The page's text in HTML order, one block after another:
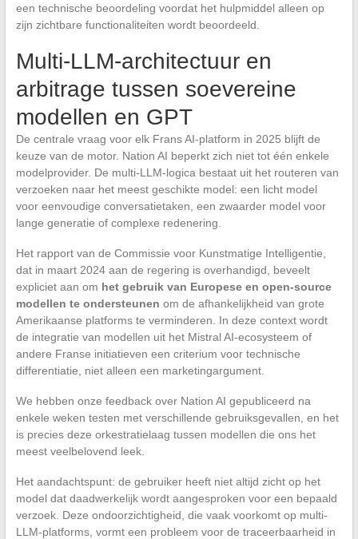
een technische beoordeling voordat het hulpmiddel alleen op
zijn zichtbare functionaliteiten wordt beoordeeld.
Multi-LLM-architectuur en
arbitrage tussen soevereine
modellen en GPT
De centrale vraag voor elk Frans AI-platform in 2025 blijft de
keuze van de motor. Nation AI beperkt zich niet tot één enkele
modelprovider. De multi-LLM-logica bestaat uit het routeren van
verzoeken naar het meest geschikte model: een licht model
voor eenvoudige conversatietaken, een zwaarder model voor
lange generatie of complexe redenering.
Het rapport van de Commissie voor Kunstmatige Intelligentie,
dat in maart 2024 aan de regering is overhandigd, beveelt
expliciet aan om het gebruik van Europese en open-source
modellen te ondersteunen om de afhankelijkheid van grote
Amerikaanse platforms te verminderen. In deze context wordt
de integratie van modellen uit het Mistral AI-ecosysteem of
andere Franse initiatieven een criterium voor technische
differentiatie, niet alleen een marketingargument.
We hebben onze feedback over Nation AI gepubliceerd na
enkele weken testen met verschillende gebruiksgevallen, en het
is precies deze orkestratielaag tussen modellen die ons het
meest veelbelovend leek.
Het aandachtspunt: de gebruiker heeft niet altijd zicht op het
model dat daadwerkelijk wordt aangesproken voor een bepaald
verzoek. Deze ondoorzichtigheid, die vaak voorkomt op multi-
LLM-platforms, vormt een probleem voor de traceerbaarheid in